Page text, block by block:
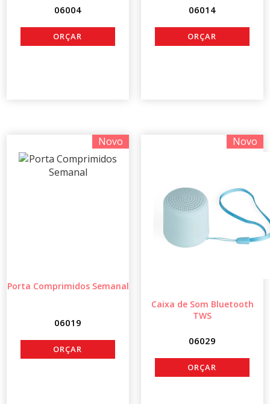
06004 06014
Novo
Porta Comprimidos Semanal
06019
Novo
Caixa de Som Bluetooth
TWS
06029